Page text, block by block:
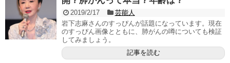
2019/2/17
芸能人
岩下志麻さんのすっぴんが話題になっています。現在
のすっぴん画像とともに、肺がんの噂についても検証
してみましょう。
記事を読む